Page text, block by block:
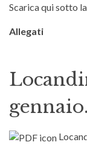
Scarica qui sotto
Allegati